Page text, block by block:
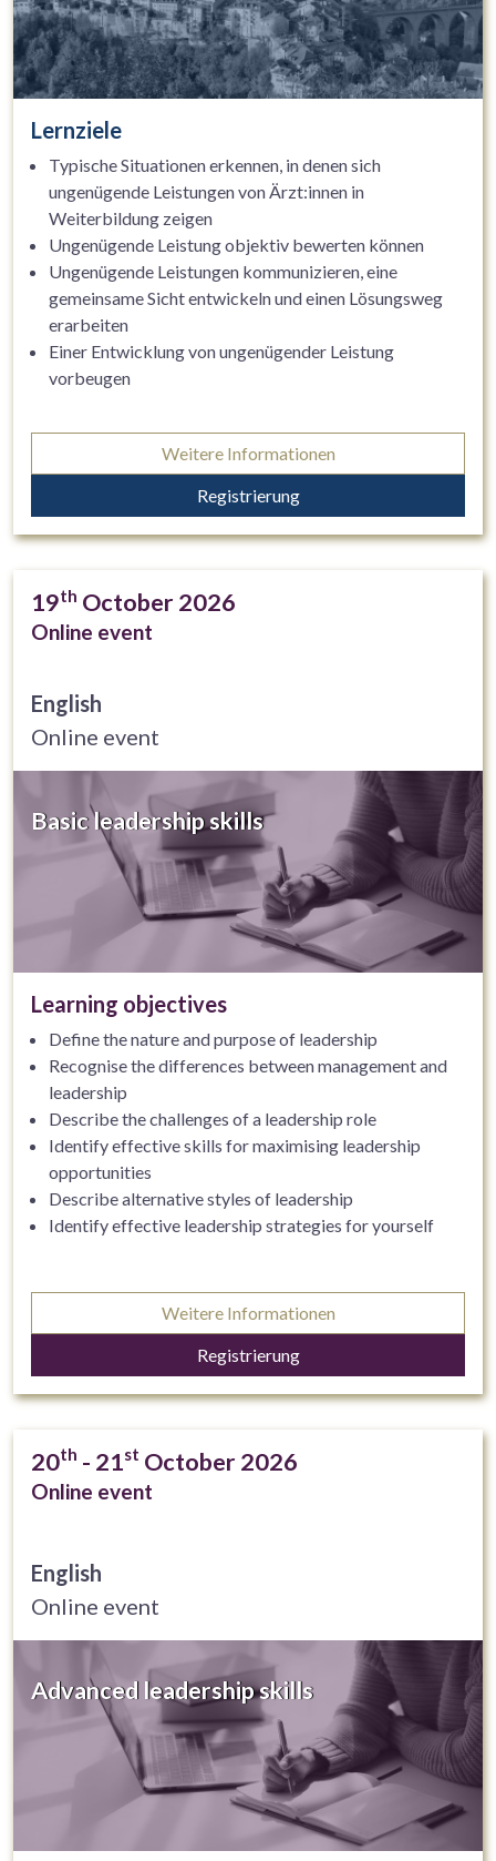
Lernziele
Typische Situationen erkennen, in denen sich
ungenügende Leistungen von Ärzt:innen in
Weiterbildung zeigen
Ungenügende Leistung objektiv bewerten können
Ungenügende Leistungen kommunizieren, eine
gemeinsame Sicht entwickeln und einen Lösungsweg
erarbeiten
Einer Entwicklung von ungenügender Leistung
vorbeugen
Weitere Informationen
Registrierung
19th October 2026
Online event
English
Online event
Basic leadership skills
Learning objectives
Define the nature and purpose of leadership
Recognise the differences between management and
leadership
Describe the challenges of a leadership role
Identify effective skills for maximising leadership
opportunities
Describe alternative styles of leadership
Identify effective leadership strategies for yourself
Weitere Informationen
Registrierung
20th - 21st October 2026
Online event
English
Online event
Advanced leadership skills